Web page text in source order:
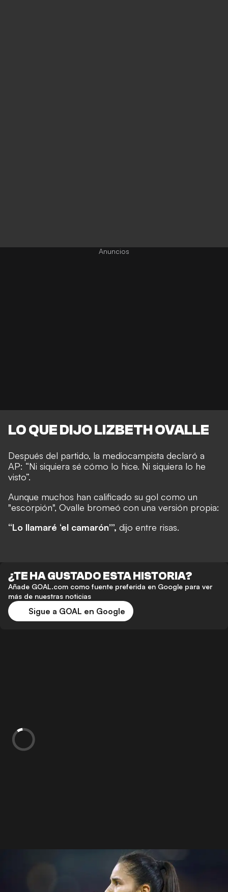
LO QUE DIJO LIZBETH OVALLE
Después del partido, la mediocampista declaró a
AP: “Ni siquiera sé cómo lo hice. Ni siquiera lo he
visto”.
Aunque muchos han calificado su gol como un
"escorpión", Ovalle bromeó con una versión propia:
“Lo llamaré ‘el camarón’”, dijo entre risas.
¿TE HA GUSTADO ESTA HISTORIA?
Añade GOAL.com como fuente preferida en Google para ver
más de nuestras noticias
Sigue a GOAL en Google